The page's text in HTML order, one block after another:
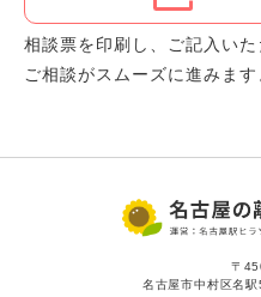
相談票を印刷し、ご記入い
ご相談がスムーズに進みます
〒
名古屋市中村区名